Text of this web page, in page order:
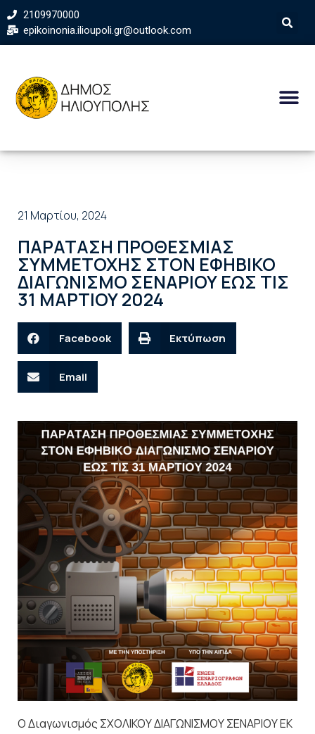
2109970000
epikoinonia.ilioupoli.gr@outlook.com
21 Μαρτίου, 2024
ΠΑΡΑΤΑΣΗ ΠΡΟΘΕΣΜΙΑΣ
ΣΥΜΜΕΤΟΧΗΣ ΣΤΟΝ ΕΦΗΒΙΚΟ
ΔΙΑΓΩΝΙΣΜΟ ΣΕΝΑΡΙΟΥ ΕΩΣ ΤΙΣ
31 ΜΑΡΤΙΟΥ 2024
Facebook Εκτύπωση
Email
Ο Διαγωνισμός ΣΧΟΛΙΚΟΥ ΔΙΑΓΩΝΙΣΜΟΥ ΣΕΝΑΡΙΟΥ ΕΚ